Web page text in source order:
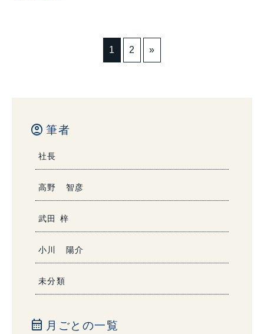
1 2 »
account_circle 筆者
社長
高野 智彦
武田 梓
小川 陽介
未分類
calendar_month 月ごとの一覧